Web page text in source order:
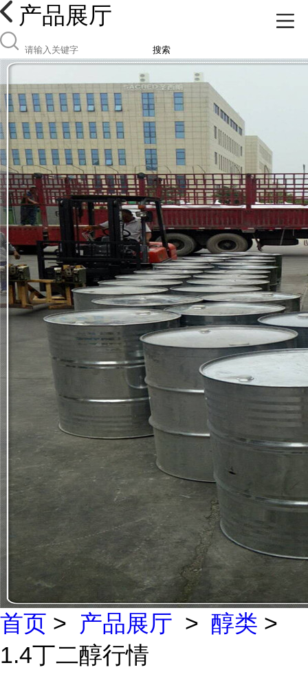
产品展厅
搜索
首页 > 产品展厅 > 醇类 >
1.4丁二醇行情